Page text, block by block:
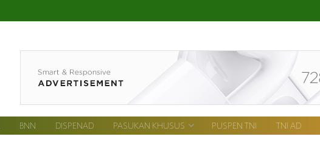
BNN DISPENAD PASUKAN KHUSUS PUSPEN TNI TNI AD